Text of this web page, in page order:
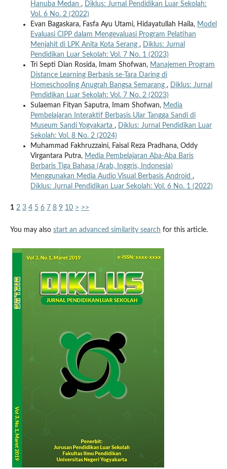
Hanuba Medan , Diklus: Jurnal Pendidikan Luar Sekolah:
Vol. 6 No. 2 (2022)
Evan Bagaskara, Fasfa Ayu Utami, Hidayatullah Haila, Model
Evaluasi CIPP dalam Mengevaluasi Program Pelatihan
Menjahit di LPK Anita Kota Serang , Diklus: Jurnal
Pendidikan Luar Sekolah: Vol. 7 No. 1 (2023)
Tri Septi Dian Rosida, Imam Shofwan, Manajemen Program
Distance Learning Berbasis se-Tara Daring di
Homeschooling Anugrah Bangsa Semarang , Diklus: Jurnal
Pendidikan Luar Sekolah: Vol. 7 No. 2 (2023)
Sulaeman Fityan Saputra, Imam Shofwan, Media
Pembelajaran Interaktif Berbasis Ular Tangga Sandi di
Museum Sandi Yogyakarta , Diklus: Jurnal Pendidikan Luar
Sekolah: Vol. 8 No. 2 (2024)
Muhammad Fakhruzzaini, Faisal Reza Pradhana, Oddy
Virgantara Putra, Media Pembelajaran Aba-Aba Baris
Berbaris Tiga Bahasa (Arab, Inggris, Indonesia)
Menggunakan Media Audio Visual Berbasis Android ,
Diklus: Jurnal Pendidikan Luar Sekolah: Vol. 6 No. 1 (2022)
1 2 3 4 5 6 7 8 9 10 > >>
You may also start an advanced similarity search for this article.